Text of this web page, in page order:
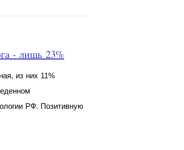
- лишь 23%
из них 11%
РФ. Позитивную